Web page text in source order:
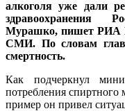
алкоголя уже дали
здравоохранения
Мурашко, пишет РИА
СМИ. По словам
смертность.
Как подчеркнул
потребления
пример он привел